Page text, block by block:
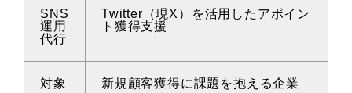
SNS
運用
代行
Twitter（現X）を活用したアポイン
ト獲得支援
対象 新規顧客獲得に課題を抱える企業